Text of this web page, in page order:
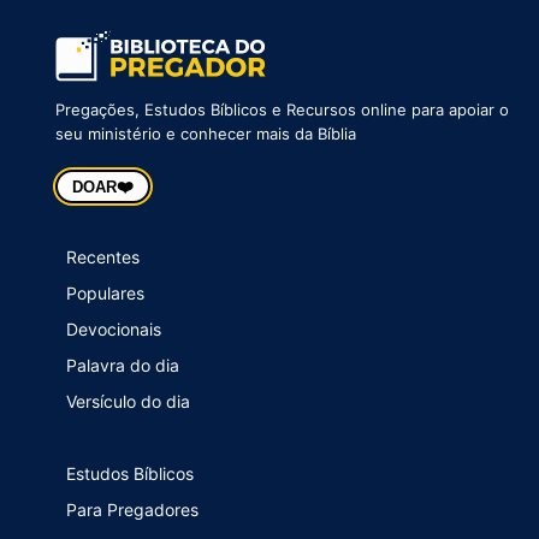
Pregações, Estudos Bíblicos e Recursos online para apoiar o
seu ministério e conhecer mais da Bíblia
DOAR❤️
Recentes
Populares
Devocionais
Palavra do dia
Versículo do dia
Estudos Bíblicos
Para Pregadores